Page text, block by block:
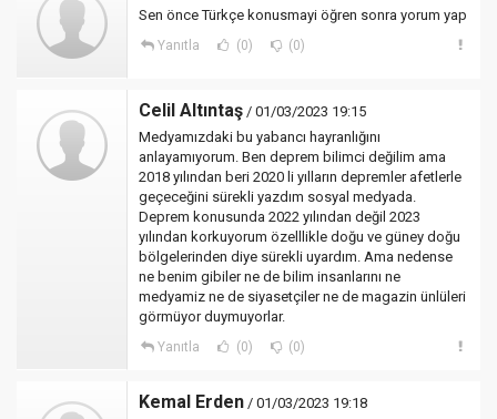
Sen önce Türkçe konusmayi öğren sonra yorum yap
Yanıtla (0) (0)
Celil Altıntaş / 01/03/2023 19:15
Medyamızdaki bu yabancı hayranlığını
anlayamıyorum. Ben deprem bilimci değilim ama
2018 yılından beri 2020 li yılların depremler afetlerle
geçeceğini sürekli yazdım sosyal medyada.
Deprem konusunda 2022 yılından değil 2023
yılından korkuyorum özelllikle doğu ve güney doğu
bölgelerinden diye sürekli uyardım. Ama nedense
ne benim gibiler ne de bilim insanlarını ne
medyamiz ne de siyasetçiler ne de magazin ünlüleri
görmüyor duymuyorlar.
Yanıtla (0) (0)
Kemal Erden / 01/03/2023 19:18